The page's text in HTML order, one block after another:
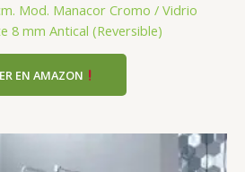
Mod. Manacor Cromo / Vidrio
8 mm Antical (Reversible)
EN AMAZON